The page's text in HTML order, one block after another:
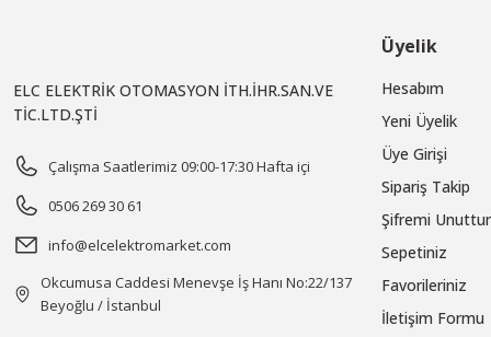
ELC ELEKTRİK OTOMASYON İTH.İHR.SAN.VE
TİC.LTD.ŞTİ
Çalışma Saatlerimiz 09:00-17:30 Hafta içi
0506 269 30 61
info@elcelektromarket.com
Okcumusa Caddesi Menevşe İş Hanı No:22/137
Beyoğlu / İstanbul
Üyelik
Hesabım
Yeni Üyelik
Üye Girişi
Sipariş Takip
Şifremi
Sepetiniz
Favorileriniz
İletişim Formu